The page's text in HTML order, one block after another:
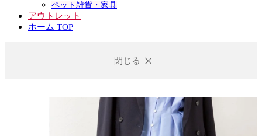
ペット雑貨・家具
アウトレット
ホーム TOP
閉じる